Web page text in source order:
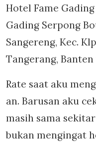
Hotel Fame
Gading Serpong
Sangereng, Kec.
Tangerang, Banten
Rate saat aku
an. Barusan aku
masih sama
bukan mengingat